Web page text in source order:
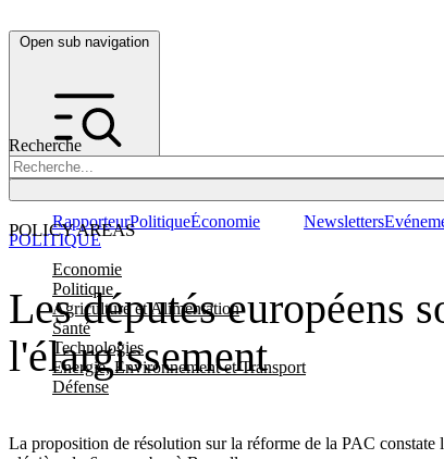
Open sub navigation
Recherche
POLICY AREAS
Economie
Politique
Agriculture et Alimentation
Santé
Technologies
Energie, Environnement et Transport
Défense
RapporteurPolitiqueÉconomie Newsletters
Les députés européens
l'élargissement
La proposition de résolution sur la réforme de la PAC constate
POLITIQUE